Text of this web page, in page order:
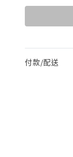
付款/配送